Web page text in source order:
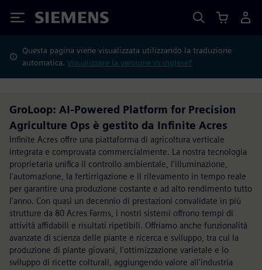
Siemens
Questa pagina viene visualizzata utilizzando la traduzione
automatica.Visualizzare la versione in inglese?
GroLoop: AI-Powered Platform for Precision
Agriculture Ops è gestito da Infinite Acres
Infinite Acres offre una piattaforma di agricoltura verticale
integrata e comprovata commercialmente. La nostra tecnologia
proprietaria unifica il controllo ambientale, l'illuminazione,
l'automazione, la fertirrigazione e il rilevamento in tempo reale
per garantire una produzione costante e ad alto rendimento tutto
l'anno. Con quasi un decennio di prestazioni convalidate in più
strutture da 80 Acres Farms, i nostri sistemi offrono tempi di
attività affidabili e risultati ripetibili. Offriamo anche funzionalità
avanzate di scienza delle piante e ricerca e sviluppo, tra cui la
produzione di piante giovani, l'ottimizzazione varietale e lo
sviluppo di ricette colturali, aggiungendo valore all'industria